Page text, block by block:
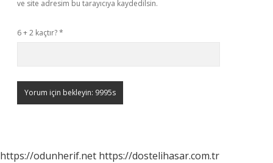
ve site adresim bu tarayıcıya kaydedilsin.
6 + 2 kaçtır?*
https://odunherif.net https://dostelihasar.com.tr